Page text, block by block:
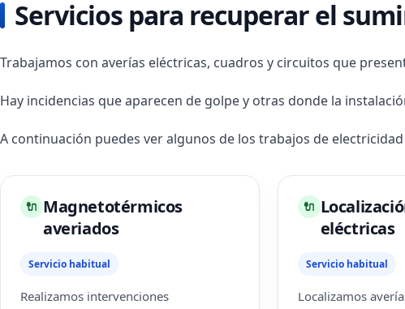
Servicios para recuperar el
Trabajamos con averías eléctricas, cuadros y circuitos que
Hay incidencias que aparecen de golpe y otras donde la
A continuación puedes ver algunos de los trabajos de
🔌 Magnetotérmicos
averiados
Servicio habitual
Realizamos intervenciones
🔌
eléctricas
Servicio habitual
Localizamos